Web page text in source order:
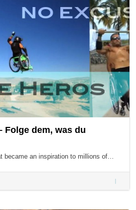
Pur
Folge dem, was du
became an inspiration to millions of…
niemals